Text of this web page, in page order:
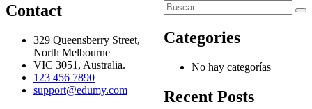
Categories
No hay categorías
Recent Posts
Contact
329 Queensberry Street,
North Melbourne
VIC 3051, Australia.
123 456 7890
support@edumy.com